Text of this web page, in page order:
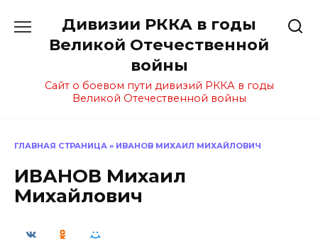
содержанию
Дивизии РККА в годы
Великой Отечественной
войны
Сайт о боевом пути дивизий РККА в годы
Великой Отечественной войны
ГЛАВНАЯ СТРАНИЦА » ИВАНОВ МИХАИЛ МИХАЙЛОВИЧ
ИВАНОВ Михаил
Михайлович